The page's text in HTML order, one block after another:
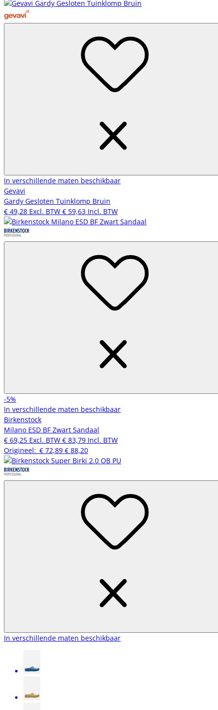
In verschillende maten beschikbaar
Gevavi
Gardy Gesloten Tuinklomp Bruin
€ 49,28 Excl. BTW € 59,63 Incl. BTW
-5%
In verschillende maten beschikbaar
Birkenstock
Milano ESD BF Zwart Sandaal
€ 69,25 Excl. BTW € 83,79 Incl. BTW
Origineel: € 72,89 € 88,20
In verschillende maten beschikbaar